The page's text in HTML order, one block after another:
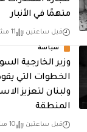
متهمًا في الأنبار
قبل ساعتين 11 مشاهدات
سياسة
وزير الخارجية
الخطوات التي
ولبنان لتعزيز
المنطقة
قبل ساعتين 10 مشاهدات